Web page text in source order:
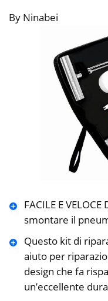
By Ninabei
FACILE E
smontare il
Questo kit di
aiuto per
design che fa
un’eccellente